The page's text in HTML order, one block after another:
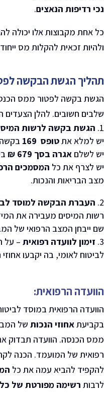
נכי רדיפות הנאצים.
כל אחת מקבוצות אלו יכולה
ולהיות זכאית להקלות מס
תהליך הגשת הבקשה
הגשת בקשה לפטור ממס
שלבים חשובים. להלן הצעדים
הגשת בקשה לרשות
יש למלא אתטופס 169
בקשה
יש לשלם אגרה בסך 679 ₪
יש לצרף את כל המסמכים
מצב הבריאות והנכות.
העברת הבקשה למוסד
רשות המיסים מעבירה את
שם ייבחן המצב הרפואי של
זימון לוועדה רפואית – על
לביטוח לאומי, בה יקבעו
הוועדה הרפואית:
הוועדה הרפואית במוסד
בקביעתאחוזי הנכות של
ממס הכנסה. הוועדה תבדוק
רפואית של המועמד. הכנה
להקפיד להביא עמה את כל
לרבות רשימה מפורטת של כל